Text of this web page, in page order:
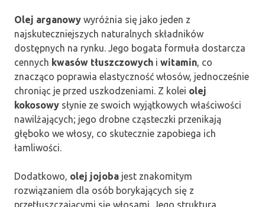
Olej arganowy wyróżnia się jako jeden z
najskuteczniejszych naturalnych składników
dostępnych na rynku. Jego bogata formuła dostarcza
cennych kwasów tłuszczowych i witamin, co
znacząco poprawia elastyczność włosów, jednocześnie
chroniąc je przed uszkodzeniami. Z kolei olej
kokosowy słynie ze swoich wyjątkowych właściwości
nawilżających; jego drobne cząsteczki przenikają
głęboko we włosy, co skutecznie zapobiega ich
łamliwości.
Dodatkowo, olej jojoba jest znakomitym
rozwiązaniem dla osób borykających się z
przetłuszczającymi się włosami. Jego struktura